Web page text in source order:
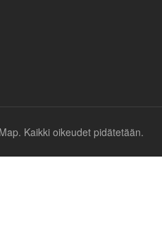
Kaikki oikeudet pidätetään.